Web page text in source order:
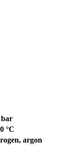
bar
°C
argon